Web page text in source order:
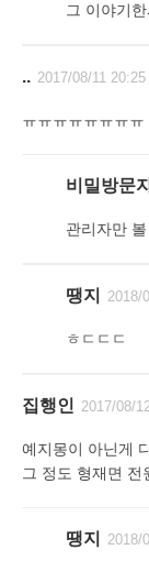
그 이야기
.. 2017/08/11 20:25
ㅠㅠㅠㅠㅠㅠㅠ
비밀방문
관리자만
땡지 2018/
ㅎㄷㄷㄷ
집행인 2017/08/
예지몽이 아닌게
그 정도 형재면 전
땡지 2018/